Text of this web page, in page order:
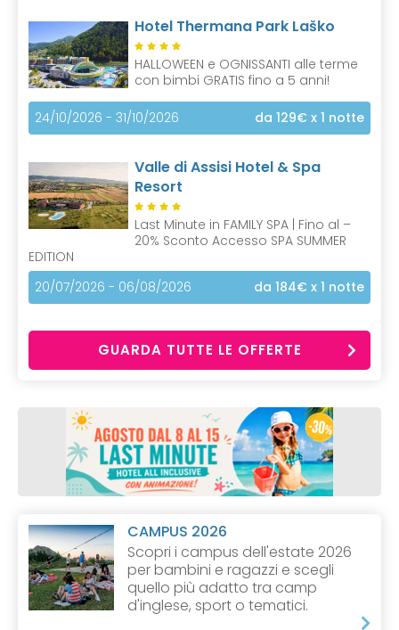
Hotel Thermana Park Laško
HALLOWEEN e OGNISSANTI alle terme
con bimbi GRATIS fino a 5 anni!
24/10/2026 - 31/10/2026 da 129€ x 1 notte
Valle di Assisi Hotel & Spa
Resort
Last Minute in FAMILY SPA | Fino al –
20% Sconto Accesso SPA SUMMER
EDITION
20/07/2026 - 06/08/2026
da 184€ x 1 notte
GUARDA TUTTE LE OFFERTE
CAMPUS 2026
Scopri i campus dell'estate 2026
per bambini e ragazzi e scegli
quello più adatto tra camp
d'inglese, sport o tematici.